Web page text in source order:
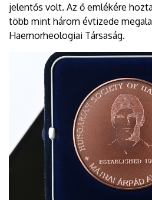
jelentős volt. Az ő emlékére
több mint három évtizede
Haemorheologiai Társaság.